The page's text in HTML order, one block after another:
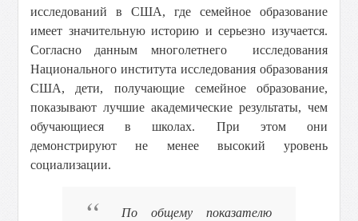
исследований в США, где семейное образование
имеет значительную историю и серьезно изучается.
Согласно данным многолетнего исследования
Национального института исследования образования
США, дети, получающие семейное образование,
показывают лучшие академические результаты, чем
обучающиеся в школах. При этом они
демонстрируют не менее высокий уровень
социализации.
По общему показателю